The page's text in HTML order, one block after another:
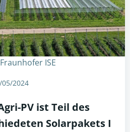
ISE
05/2024
PV ist Teil des
Solarpakets I